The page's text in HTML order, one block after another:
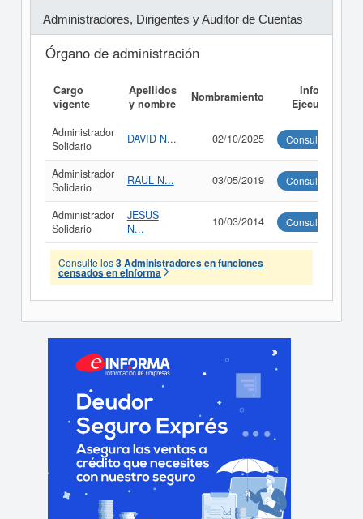
Administradores, Dirigentes y Auditor de Cuentas
Órgano de administración
Cargo
vigente
Apellidos
y nombre
Nombramiento
Informe
Ejecutivo
Administrador
Solidario
DAVID N... 02/10/2025 Consultar
Administrador
Solidario
RAUL N... 03/05/2019 Consultar
Administrador
Solidario
JESUS
N...
10/03/2014 Consultar
Consulte los3 Administradores en funciones
censados en eInforma